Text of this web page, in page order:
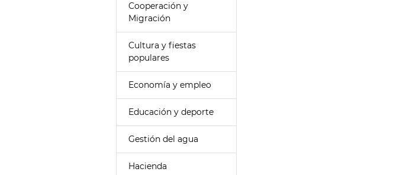
Cooperación y
Migración
Cultura y fiestas
populares
Economía y empleo
Educación y deporte
Gestión del agua
Hacienda